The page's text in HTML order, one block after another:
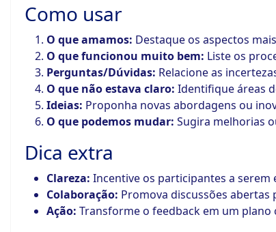
Como usar
O que amamos: Destaque os aspectos
O que funcionou muito bem: Liste os
Perguntas/Dúvidas: Relacione as
O que não estava claro: Identifique áreas
Ideias: Proponha novas abordagens ou
O que podemos mudar: Sugira melhorias
Dica extra
Clareza: Incentive os participantes a
Colaboração: Promova discussões
Ação: Transforme o feedback em um